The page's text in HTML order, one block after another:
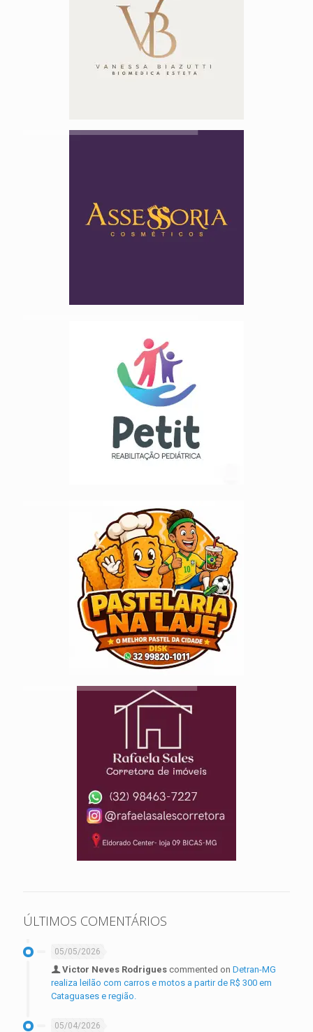
ÚLTIMOS COMENTÁRIOS
05/05/2026
Victor Neves Rodrigues commented on Detran-MG
realiza leilão com carros e motos a partir de R$ 300 em
Cataguases e região.
05/04/2026